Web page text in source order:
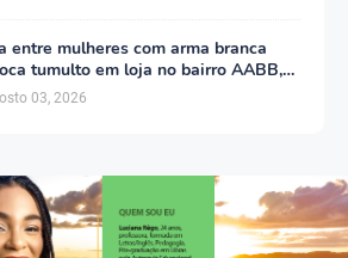
entre mulheres com arma branca
tumulto em loja no bairro AABB,
Talhada
03, 2026